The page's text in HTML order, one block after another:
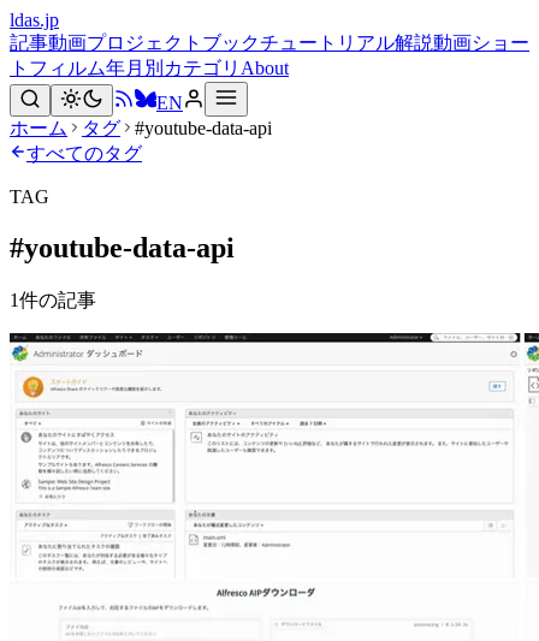
ldas.jp
記事動画プロジェクト ブックチュートリアル解説動画ショー
トフィルム年月別 カテゴリ About
EN
ホーム
タグ
#youtube-data-api
すべてのタグ
TAG
#youtube-data-api
1件の記事